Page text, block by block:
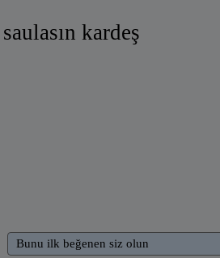
saulasın kardeş
Bunu ilk beğenen siz olun